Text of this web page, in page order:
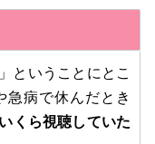
ということにとこ
急病で休んだとき
いくら視聴していた